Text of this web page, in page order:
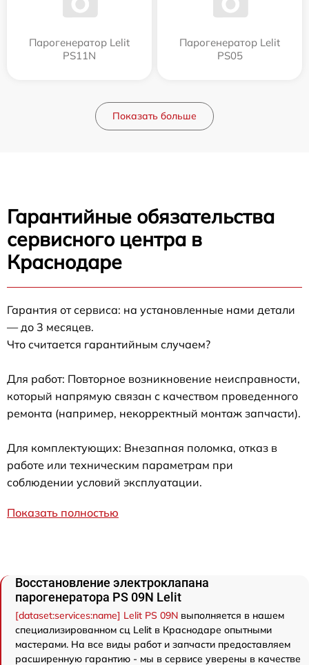
Парогенератор Lelit
PS11N
Парогенератор Lelit
PS05
Показать больше
Гарантийные обязательства
сервисного центра в
Краснодаре
Гарантия от сервиса: на установленные нами детали
— до 3 месяцев.
Что считается гарантийным случаем?
Для работ: Повторное возникновение неисправности,
который напрямую связан с качеством проведенного
ремонта (например, некорректный монтаж запчасти).
Для комплектующих: Внезапная поломка, отказ в
работе или техническим параметрам при
соблюдении условий эксплуатации.
Показать полностью
Восстановление электроклапана
парогенератора PS 09N Lelit
[dataset:services:name] Lelit PS 09N выполняется в нашем
специализированном сц Lelit в Краснодаре опытными
мастерами. На все виды работ и запчасти предоставляем
расширенную гарантию - мы в сервисе уверены в качестве